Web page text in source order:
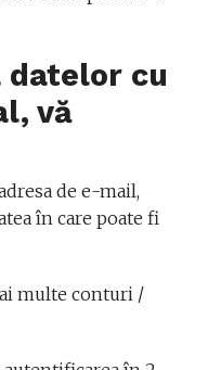
cu
vă
de e-mail,
în care poate fi
multe conturi /